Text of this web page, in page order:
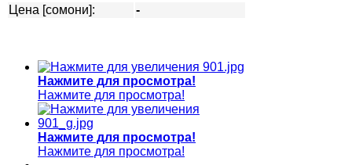
Цена [сомони]:
-
Нажмите для просмотра!
Нажмите для просмотра!
Нажмите для просмотра!
Нажмите для просмотра!